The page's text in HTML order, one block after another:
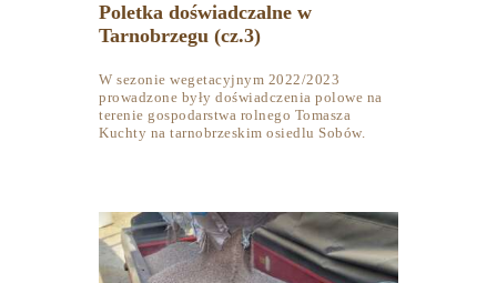
Poletka doświadczalne w
Tarnobrzegu (cz.3)
W sezonie wegetacyjnym 2022/2023
prowadzone były doświadczenia polowe na
terenie gospodarstwa rolnego Tomasza
Kuchty na tarnobrzeskim osiedlu Sobów.